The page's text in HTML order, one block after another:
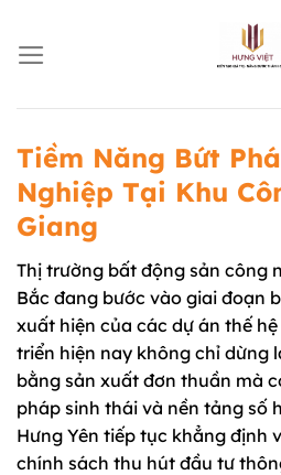
đến
nội
Tiềm Năng Bứt
Nghiệp Tại Khu
Giang
Thị trường bất động sản công
Bắc đang bước vào giai đoạn
xuất hiện của các dự án thế
triển hiện nay không chỉ dừng
bằng sản xuất đơn thuần mà
pháp sinh thái và nền tảng số
Hưng Yên tiếp tục khẳng định
chính sách thu hút đầu tư